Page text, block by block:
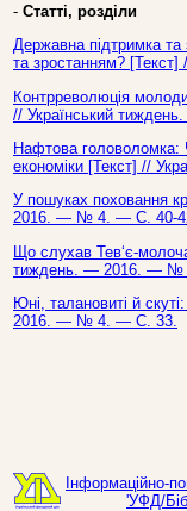
- Статті, розділи
Державна підтримка та
та зростанням?
Контрреволюція
// Український
Нафтова головоломка:
економіки [Текст] //
У пошуках поховання
2016. — № 4. — С. 40-
Що слухав Тев‘є-
тиждень. — 2016. — №
Юні, талановиті й
2016. — № 4. — С. 33.
Інформаційно-
'УФД/